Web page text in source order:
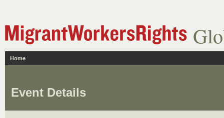
Home
Event Details